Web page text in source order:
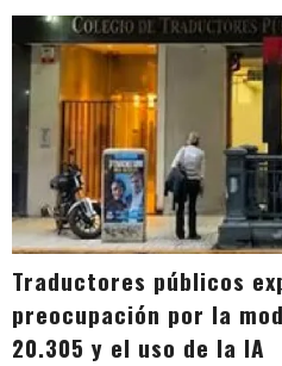
Traductores públicos
preocupación por la
20.305 y el uso de la IA